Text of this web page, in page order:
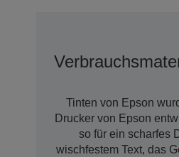
Tinten von Epson
Drucker von Epson
so für ein scharfes
wischfestem Text, das